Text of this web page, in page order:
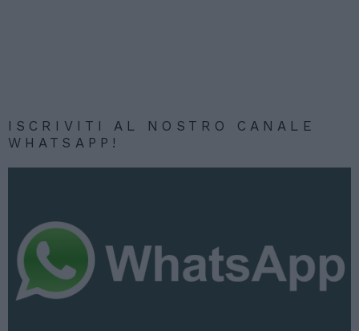
ISCRIVITI AL NOSTRO CANALE
WHATSAPP!